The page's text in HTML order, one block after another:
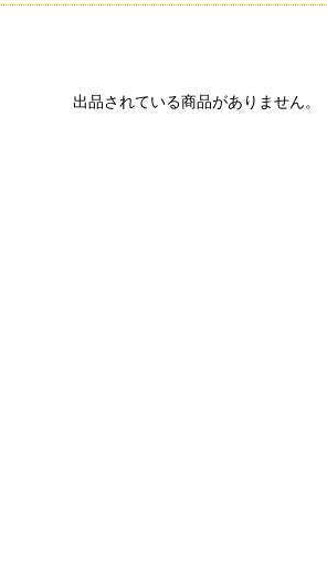
出品されている商品がありません。